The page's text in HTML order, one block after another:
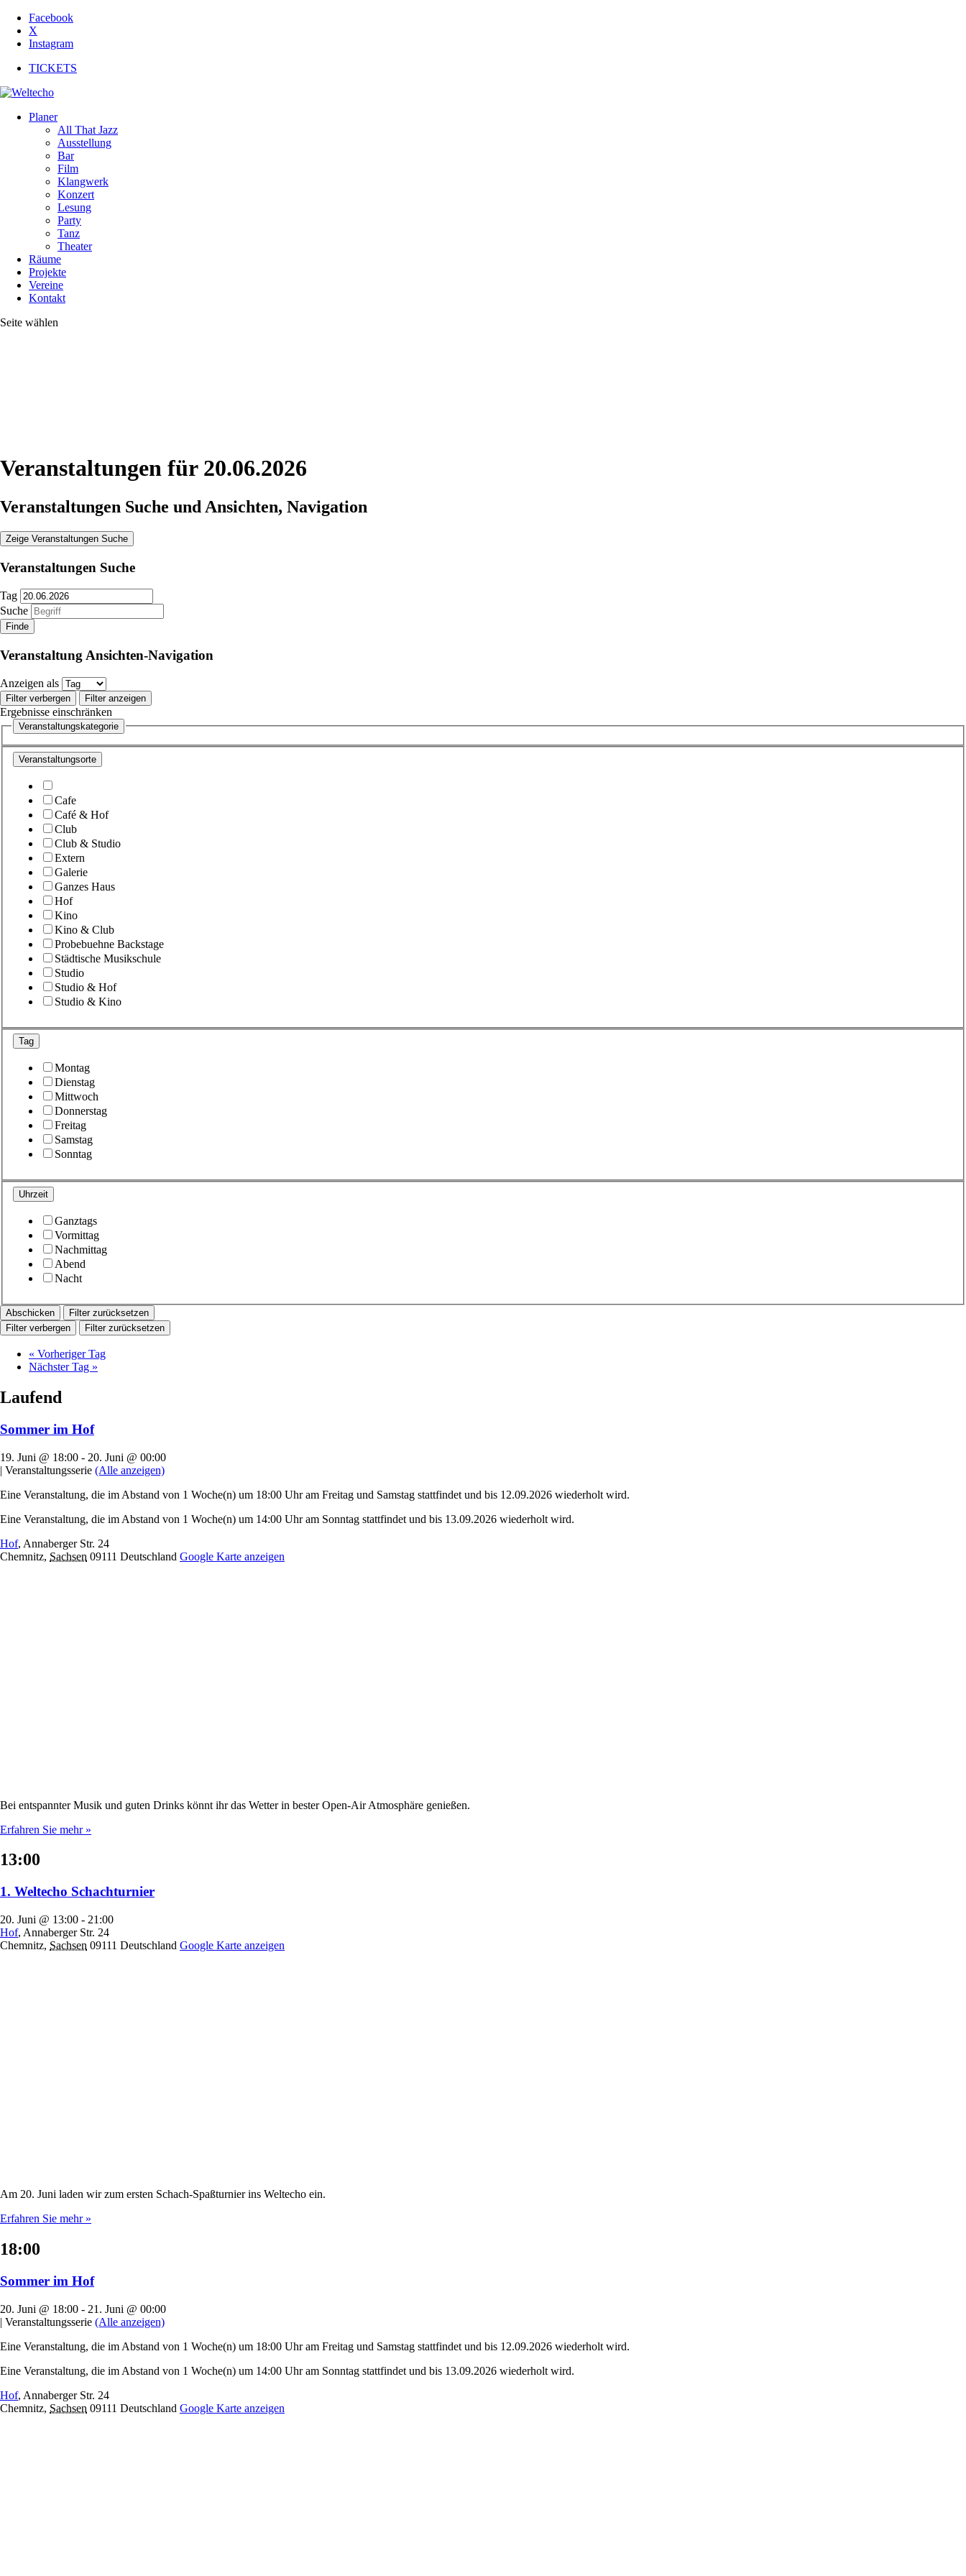
Facebook
X
Instagram
TICKETS
Planer
All That Jazz
Ausstellung
Bar
Film
Klangwerk
Konzert
Lesung
Party
Tanz
Theater
Räume
Projekte
Vereine
Kontakt
Seite wählen
Veranstaltungen für 20.06.2026
Veranstaltungen Suche und Ansichten, Navigation
Zeige Veranstaltungen Suche
Veranstaltungen Suche
Tag
Suche
Veranstaltung Ansichten-Navigation
Anzeigen als
Filter verbergen Filter anzeigen
Ergebnisse einschränken
Veranstaltungskategorie
Veranstaltungsorte
Cafe
Café & Hof
Club
Club & Studio
Extern
Galerie
Ganzes Haus
Hof
Kino
Kino & Club
Probebuehne Backstage
Städtische Musikschule
Studio
Studio & Hof
Studio & Kino
Tag
Montag
Dienstag
Mittwoch
Donnerstag
Freitag
Samstag
Sonntag
Uhrzeit
Ganztags
Vormittag
Nachmittag
Abend
Nacht
Filter zurücksetzen
Filter verbergen
Filter zurücksetzen
« Vorheriger Tag
Nächster Tag »
Laufend
Sommer im Hof
19. Juni @ 18:00 - 20. Juni @ 00:00
| Veranstaltungsserie (Alle anzeigen)
Eine Veranstaltung, die im Abstand von 1 Woche(n) um 18:00 Uhr am Freitag und Samstag stattfindet und bis 12.09.2026 wiederholt wird.
Eine Veranstaltung, die im Abstand von 1 Woche(n) um 14:00 Uhr am Sonntag stattfindet und bis 13.09.2026 wiederholt wird.
Hof, Annaberger Str. 24
Chemnitz, Sachsen 09111 Deutschland Google Karte anzeigen
Bei entspannter Musik und guten Drinks könnt ihr das Wetter in bester Open-Air Atmosphäre genießen.
Erfahren Sie mehr »
13:00
1. Weltecho Schachturnier
20. Juni @ 13:00 - 21:00
Hof, Annaberger Str. 24
Chemnitz, Sachsen 09111 Deutschland Google Karte anzeigen
Am 20. Juni laden wir zum ersten Schach-Spaßturnier ins Weltecho ein.
Erfahren Sie mehr »
18:00
Sommer im Hof
20. Juni @ 18:00 - 21. Juni @ 00:00
| Veranstaltungsserie (Alle anzeigen)
Eine Veranstaltung, die im Abstand von 1 Woche(n) um 18:00 Uhr am Freitag und Samstag stattfindet und bis 12.09.2026 wiederholt wird.
Eine Veranstaltung, die im Abstand von 1 Woche(n) um 14:00 Uhr am Sonntag stattfindet und bis 13.09.2026 wiederholt wird.
Hof, Annaberger Str. 24
Chemnitz, Sachsen 09111 Deutschland Google Karte anzeigen